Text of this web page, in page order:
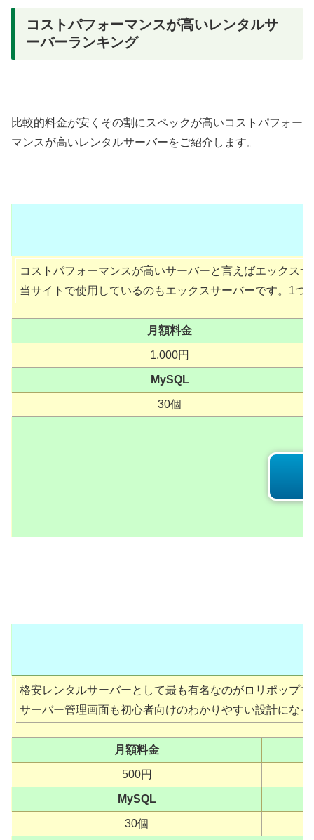
コストパフォーマンスが高いレンタルサ
ーバーランキング
比較的料金が安くその割にスペックが高いコストパフォー
マンスが高いレンタルサーバーをご紹介します。
コストパフォーマンスが高いサーバーと言えばエックス
当サイトで使用しているのもエックスサーバーです。1
月額料金
1,000円
MySQL
30個
格安レンタルサーバーとして最も有名なのがロリポップ
サーバー管理画面も初心者向けのわかりやすい設計にな
月額料金
500円
MySQL
30個